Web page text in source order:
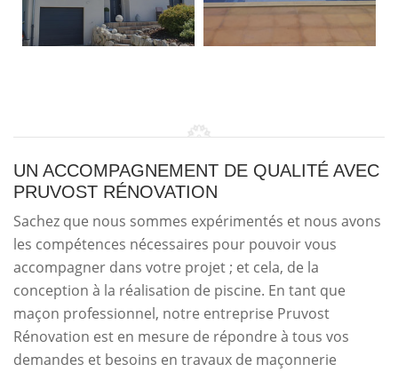
UN ACCOMPAGNEMENT DE QUALITÉ AVEC
PRUVOST RÉNOVATION
Sachez que nous sommes expérimentés et nous avons
les compétences nécessaires pour pouvoir vous
accompagner dans votre projet ; et cela, de la
conception à la réalisation de piscine. En tant que
maçon professionnel, notre entreprise Pruvost
Rénovation est en mesure de répondre à tous vos
demandes et besoins en travaux de maçonnerie